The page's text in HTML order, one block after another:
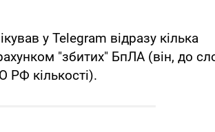
у Telegram відразу кілька
"збитих" БпЛА (він, до
РФ кількості).